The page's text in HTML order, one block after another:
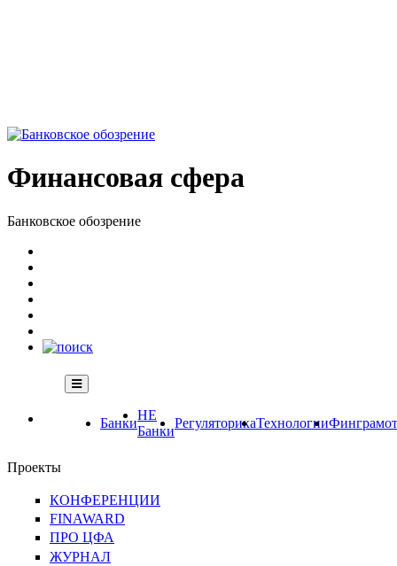
Финансовая сфера
Банковское обозрение
Банки
НЕ
Банки
РегуляторикаТехнологии
Проекты
КОНФЕРЕНЦИИ
FINAWARD
ПРО ЦФА
ЖУРНАЛ